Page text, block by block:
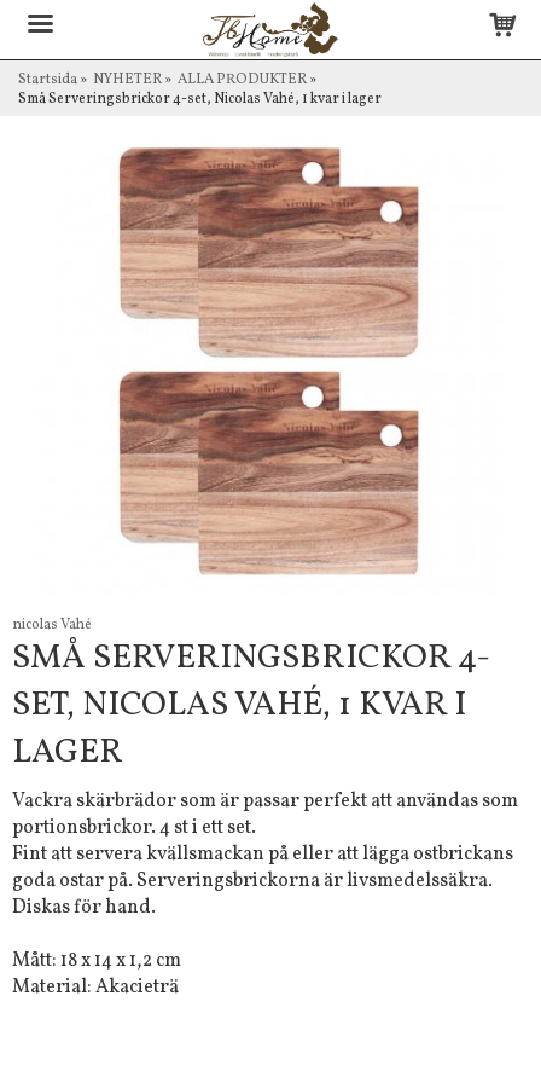
Startsida» NYHETER» ALLA PRODUKTER»
Små Serveringsbrickor 4-set, Nicolas Vahé, 1 kvar i lager
nicolas Vahé
SMÅ SERVERINGSBRICKOR 4-
SET, NICOLAS VAHÉ, 1 KVAR I
LAGER
Vackra skärbrädor som är passar perfekt att användas som
portionsbrickor. 4 st i ett set.
Fint att servera kvällsmackan på eller att lägga ostbrickans
goda ostar på. Serveringsbrickorna är livsmedelssäkra.
Diskas för hand.
Mått: 18 x 14 x 1,2 cm
Material: Akacieträ